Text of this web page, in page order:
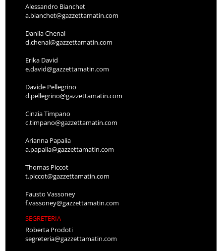
Alessandro Bianchet
a.bianchet@gazzettamatin.com
Danila Chenal
d.chenal@gazzettamatin.com
Erika David
e.david@gazzettamatin.com
Davide Pellegrino
d.pellegrino@gazzettamatin.com
Cinzia Timpano
c.timpano@gazzettamatin.com
Arianna Papalia
a.papalia@gazzettamatin.com
Thomas Piccot
t.piccot@gazzettamatin.com
Fausto Vassoney
f.vassoney@gazzettamatin.com
SEGRETERIA
Roberta Prodoti
segreteria@gazzettamatin.com